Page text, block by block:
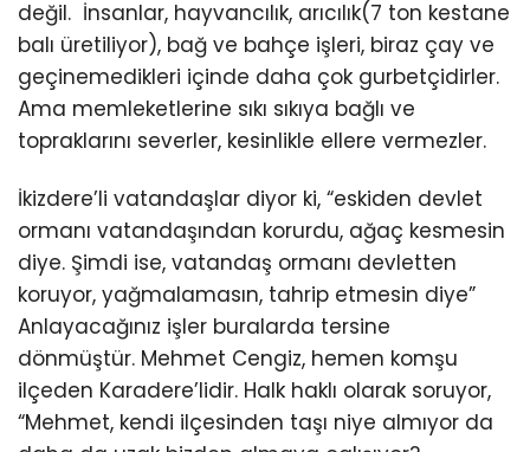
değil. İnsanlar, hayvancılık, arıcılık(7 ton kestane
balı üretiliyor), bağ ve bahçe işleri, biraz çay ve
geçinemedikleri içinde daha çok gurbetçidirler.
Ama memleketlerine sıkı sıkıya bağlı ve
topraklarını severler, kesinlikle ellere vermezler.
İkizdere’li vatandaşlar diyor ki, “eskiden devlet
ormanı vatandaşından korurdu, ağaç kesmesin
diye. Şimdi ise, vatandaş ormanı devletten
koruyor, yağmalamasın, tahrip etmesin diye”
Anlayacağınız işler buralarda tersine
dönmüştür. Mehmet Cengiz, hemen komşu
ilçeden Karadere’lidir. Halk haklı olarak soruyor,
“Mehmet, kendi ilçesinden taşı niye almıyor da